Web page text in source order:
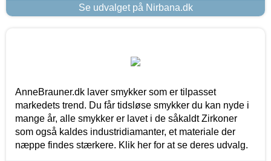
Se udvalget på Nirbana.dk
AnneBrauner.dk laver smykker som er tilpasset
markedets trend. Du får tidsløse smykker du kan nyde i
mange år, alle smykker er lavet i de såkaldt Zirkoner
som også kaldes industridiamanter, et materiale der
næppe findes stærkere. Klik her for at se deres udvalg.